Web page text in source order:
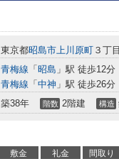
東京都昭島市上川原町 ３丁目
青梅線 「 昭島 」駅 徒歩12分
青梅線 「 中神 」駅 徒歩26分
築38年 階数 2階建 構造
敷金 礼金 間取り